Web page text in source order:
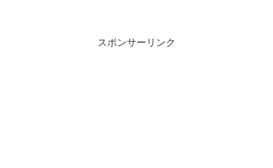
スポンサーリンク